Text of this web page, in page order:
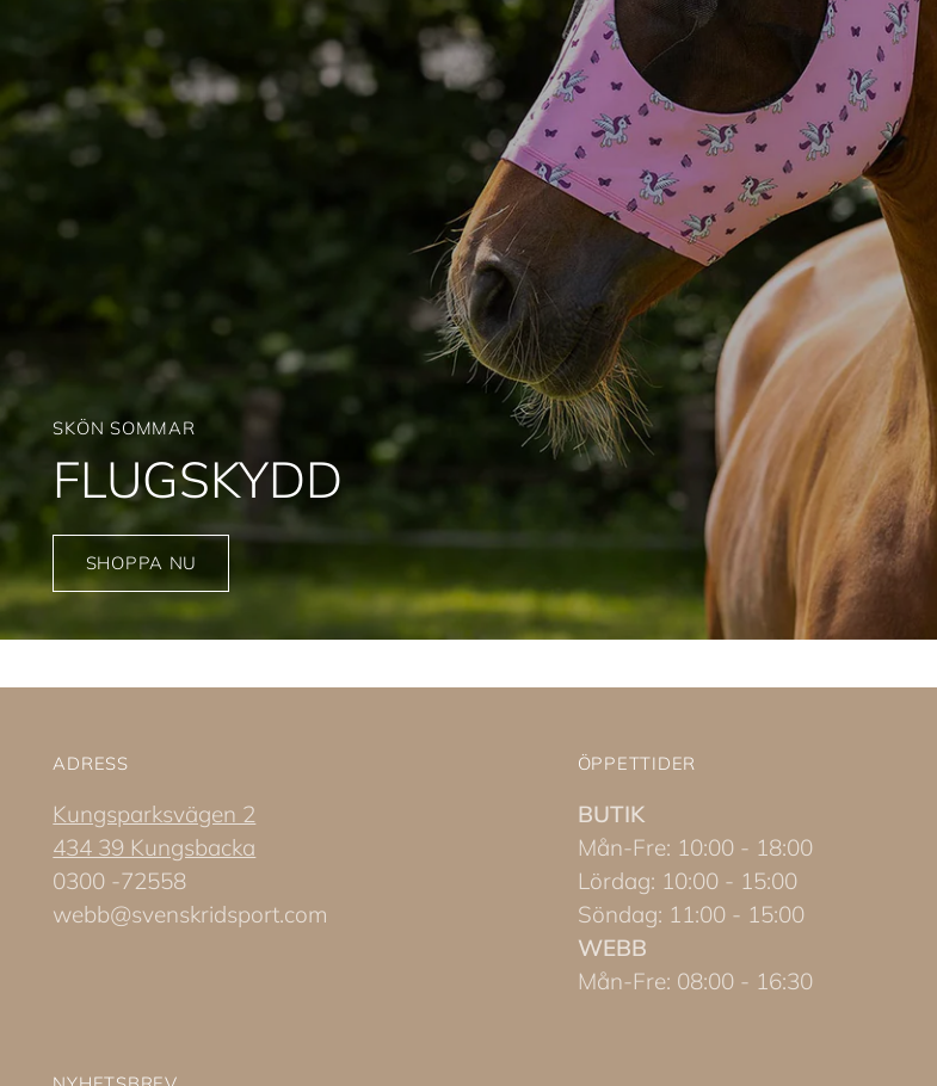
SKÖN SOMMAR
FLUGSKYDD
SHOPPA NU
ADRESS
Kungsparksvägen 2
434 39 Kungsbacka
0300 -72558
webb@svenskridsport.com
ÖPPETTIDER
BUTIK
Mån-Fre: 10:00 - 18:00
Lördag: 10:00 - 15:00
Söndag: 11:00 - 15:00
WEBB
Mån-Fre: 08:00 - 16:30